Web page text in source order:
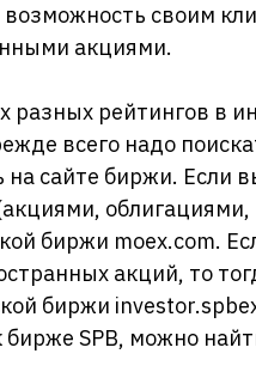
своим
акциями.
разных рейтингов в
всего надо
на сайте биржи. Если
биржи moex.com.
акций, то
биржи
SPB, можно